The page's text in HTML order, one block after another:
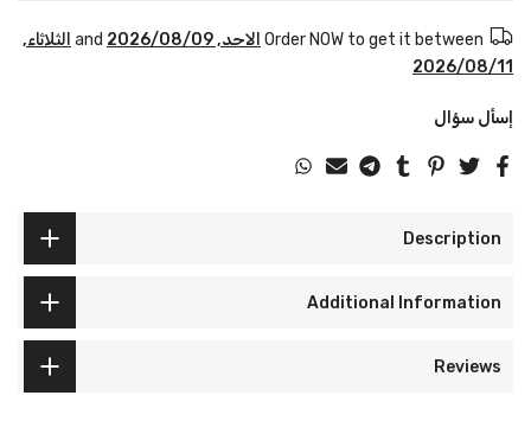
Order NOW to get it between الاحد, 2026/08/09
الثلاثاء,
2026/08/11
إسأل سؤال
Description
Additional Information
Reviews